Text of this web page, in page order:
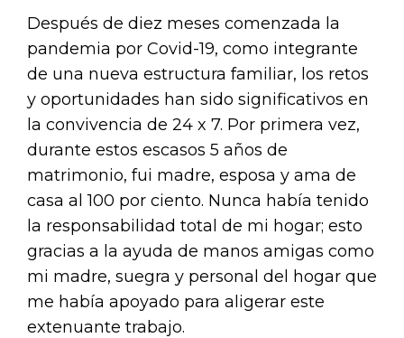
Después de diez meses comenzada la
pandemia por Covid-19, como integrante
de una nueva estructura familiar, los retos
y oportunidades han sido significativos en
la convivencia de 24 x 7. Por primera vez,
durante estos escasos 5 años de
matrimonio, fui madre, esposa y ama de
casa al 100 por ciento. Nunca había tenido
la responsabilidad total de mi hogar; esto
gracias a la ayuda de manos amigas como
mi madre, suegra y personal del hogar que
me había apoyado para aligerar este
extenuante trabajo.